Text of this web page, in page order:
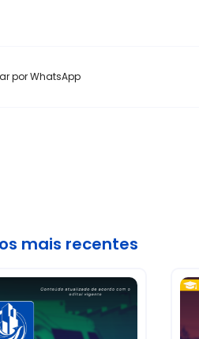
por WhatsApp
mais recentes